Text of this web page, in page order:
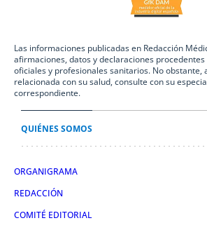
Las informaciones publicadas en Redacción
afirmaciones, datos y declaraciones
oficiales y profesionales sanitarios. No obstante,
relacionada con su salud, consulte con su
correspondiente.
QUIÉNES SOMOS
ORGANIGRAMA
REDACCIÓN
COMITÉ EDITORIAL